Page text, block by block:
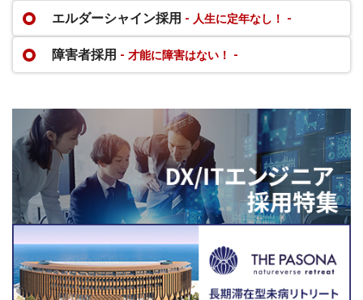
エルダーシャイン採用 - 人生に定年なし！ -
障害者採用 - 才能に障害はない！ -